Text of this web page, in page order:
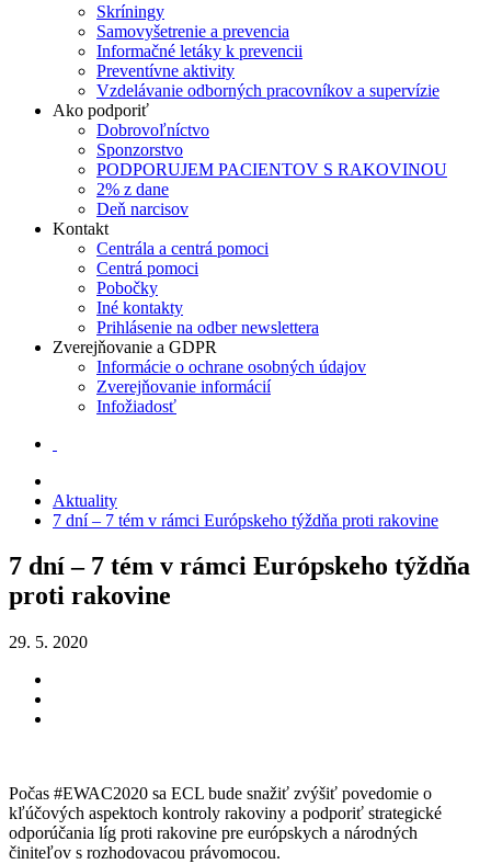
Skríningy
Samovyšetrenie a prevencia
Informačné letáky k prevencii
Preventívne aktivity
Vzdelávanie odborných pracovníkov a supervízie
Ako podporiť
Dobrovoľníctvo
Sponzorstvo
PODPORUJEM PACIENTOV S RAKOVINOU
2% z dane
Deň narcisov
Kontakt
Centrála a centrá pomoci
Centrá pomoci
Pobočky
Iné kontakty
Prihlásenie na odber newslettera
Zverejňovanie a GDPR
Informácie o ochrane osobných údajov
Zverejňovanie informácií
Infožiadosť
Aktuality
7 dní – 7 tém v rámci Európskeho týždňa proti rakovine
7 dní – 7 tém v rámci Európskeho týždňa
proti rakovine
29. 5. 2020
Počas #EWAC2020 sa ECL bude snažiť zvýšiť povedomie o
kľúčových aspektoch kontroly rakoviny a podporiť strategické
odporúčania líg proti rakovine pre európskych a národných
činiteľov s rozhodovacou právomocou.